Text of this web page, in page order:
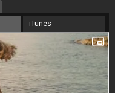
iTunes